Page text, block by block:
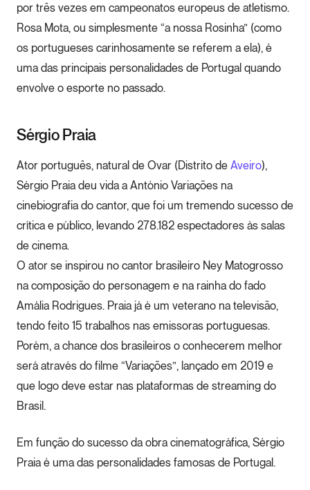
por três vezes em campeonatos europeus de atletismo.
Rosa Mota, ou simplesmente “a nossa Rosinha” (como
os portugueses carinhosamente se referem a ela), é
uma das principais personalidades de Portugal quando
envolve o esporte no passado.
Sérgio Praia
Ator português, natural de Ovar (Distrito de Aveiro),
Sérgio Praia deu vida a António Variações na
cinebiografia do cantor, que foi um tremendo sucesso de
crítica e público, levando 278.182 espectadores às salas
de cinema.
O ator se inspirou no cantor brasileiro Ney Matogrosso
na composição do personagem e na rainha do fado
Amália Rodrigues. Praia já é um veterano na televisão,
tendo feito 15 trabalhos nas emissoras portuguesas.
Porém, a chance dos brasileiros o conhecerem melhor
será através do filme “Variações”, lançado em 2019 e
que logo deve estar nas plataformas de streaming do
Brasil.
Em função do sucesso da obra cinematográfica, Sérgio
Praia é uma das personalidades famosas de Portugal.